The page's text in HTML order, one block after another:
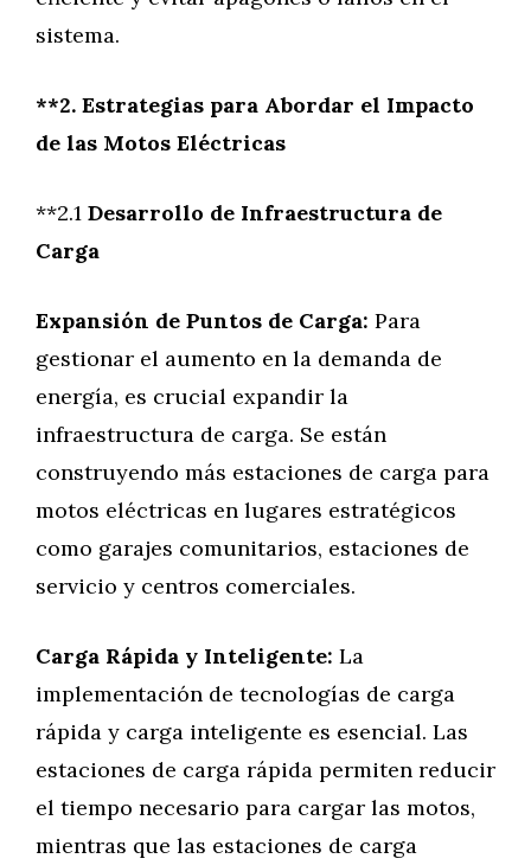
sistema.
**2. Estrategias para Abordar el Impacto
de las Motos Eléctricas
**2.1 Desarrollo de Infraestructura de
Carga
Expansión de Puntos de Carga: Para
gestionar el aumento en la demanda de
energía, es crucial expandir la
infraestructura de carga. Se están
construyendo más estaciones de carga para
motos eléctricas en lugares estratégicos
como garajes comunitarios, estaciones de
servicio y centros comerciales.
Carga Rápida y Inteligente: La
implementación de tecnologías de carga
rápida y carga inteligente es esencial. Las
estaciones de carga rápida permiten reducir
el tiempo necesario para cargar las motos,
mientras que las estaciones de carga